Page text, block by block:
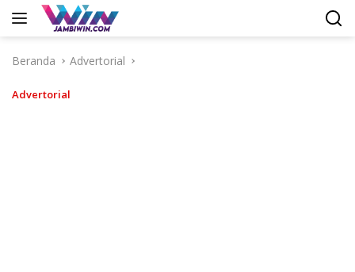
Langsung
Beranda
Advertorial
Advertorial